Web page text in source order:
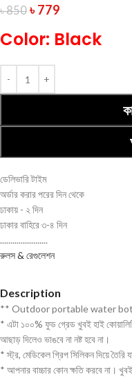
৳850 ৳779
Color: Black
ডেলিভারি টাইম
অর্ডার করার পরের দিন থেকে
ঢাকায় - ২ দিন
ঢাকার বাহিরে ৩-৪ দিন
.......................
রুলস & রেগুলেশন
Description
** Outdoor portable water
* এটা ১০০% ফুড গ্রেড খুবই হাই কোয়ালিটি
আছাড় দিলেও ভাঙবে না নষ্ট হবে না।
* স্ট্র, মেডিকেল গ্রিপ সিলিকন দিয়ে তৈরি
* আপনার বাচ্চার কোন ক্ষতি করবে না।